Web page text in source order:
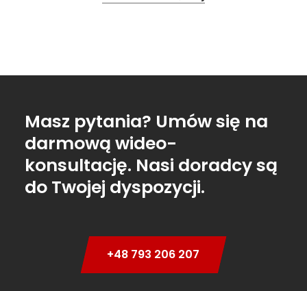
Masz pytania? Umów się na
darmową wideo-
konsultację. Nasi doradcy są
do Twojej dyspozycji.
+48 793 206 207